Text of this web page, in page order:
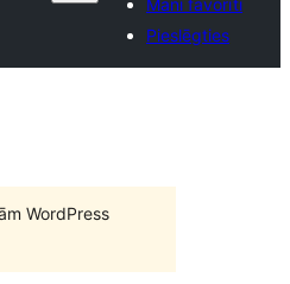
Mani favorīti
Pieslēgties
WordPress